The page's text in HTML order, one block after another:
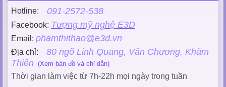
Hotline: 091-2572-538
Facebook: Tượng mỹ nghệ E3D
Email: phamthithao@e3d.vn
Địa chỉ: 80 ngõ Linh Quang, Văn Chương, Khâm
Thiên (Xem bản đồ và chỉ dẫn)
Thời gian làm việc từ 7h-22h mọi ngày trong tuần